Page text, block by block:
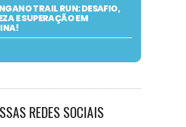
TRAIL RUN: DESAFIO,
E SUPERAÇÃO EM
REDES SOCIAIS